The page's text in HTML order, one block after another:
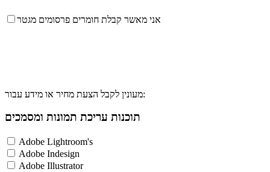
אני מאשר קבלת חומרים פרסומים מגטר
מעונין לקבל הצעת מחיר או מידע עבור:
תוכנות עריכת תמונות ומסמכים
Adobe Lightroom's
Adobe Indesign
Adobe Illustrator